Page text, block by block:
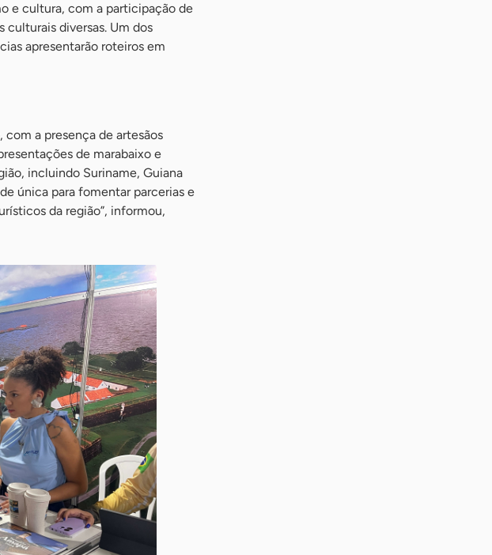
e cultura, com a participação de
diversas. Um dos
apresentarão roteiros em
com a presença de artesãos
de marabaixo e
incluindo Suriname, Guiana
única para fomentar parcerias e
da região”, informou,